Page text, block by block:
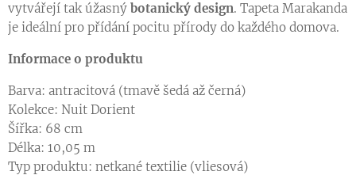
vytvářejí tak úžasný botanický design. Tapeta Marakanda
je ideální pro přídání pocitu přírody do každého domova.
Informace o produktu
Barva: antracitová (tmavě šedá až černá)
Kolekce: Nuit Dorient
Šířka: 68 cm
Délka: 10,05 m
Typ produktu: netkané textilie (vliesová)